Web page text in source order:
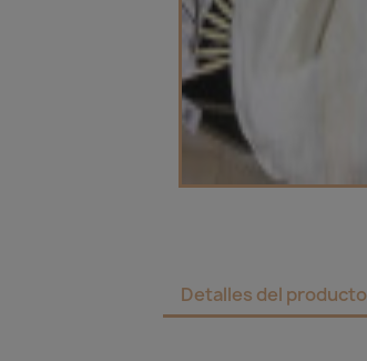
Detalles del producto